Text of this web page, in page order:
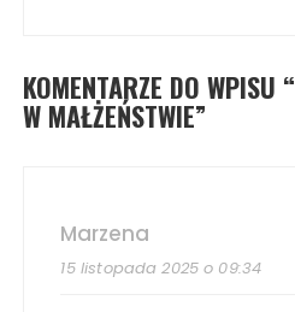
KOMENTARZE DO WPISU “
W MAŁŻEŃSTWIE”
Marzena
15 listopada 2025 o 09:34